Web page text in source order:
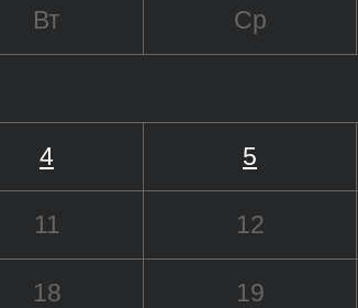
Вт Ср
4 5
11 12
18 19